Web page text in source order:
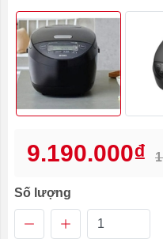
9.190.000₫
Số lượng